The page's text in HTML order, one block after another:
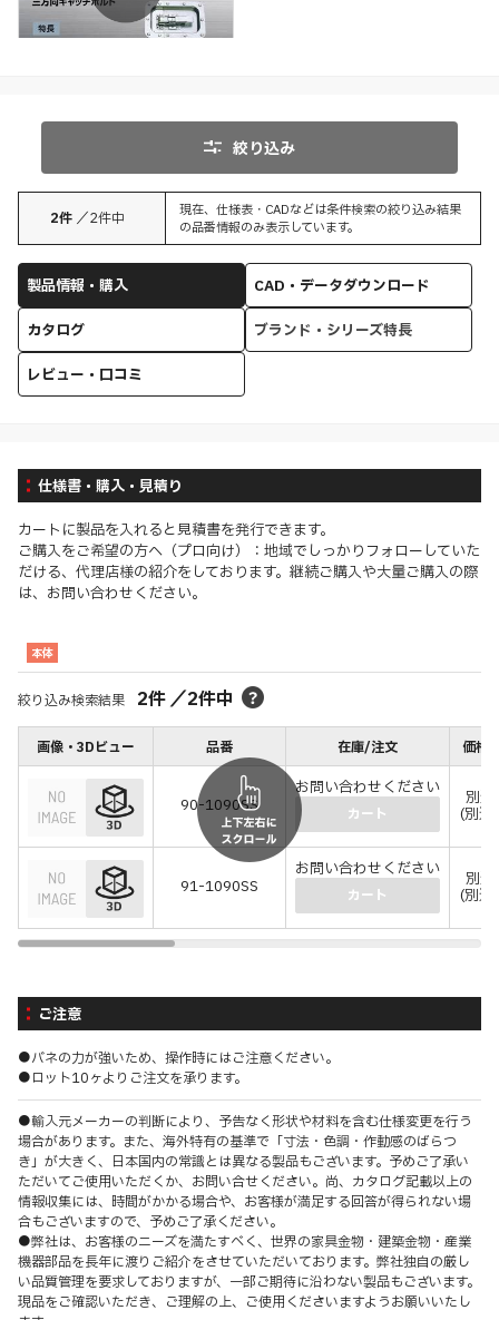
特長
絞り込み
2件 ／2件中
現在、仕様表・CADなどは条件検索の絞り込み結果
の品番情報のみ表示しています。
製品情報・購入
CAD・データダウンロード
カタログ
ブランド・シリーズ特長
レビュー・口コミ
仕様書・購入・見積り
カートに製品を入れると見積書を発行できます。
ご購入をご希望の方へ（プロ向け）：地域でしっかりフォローしていた
だける、代理店様の紹介をしております。継続ご購入や大量ご購入の際
は、お問い合わせください。
本体
絞り込み検索結果 2件／2件中
画像・3Dビュー 品番 在庫/注文 価格(
90-1090SS
お問い合わせください
カート
別途
(別途
91-1090SS
お問い合わせください
カート
別途
(別途
ご注意
●バネの力が強いため、操作時にはご注意ください。
●ロット10ヶよりご注文を承ります。
●輸入元メーカーの判断により、予告なく形状や材料を含む仕様変更を行う
場合があります。また、海外特有の基準で「寸法・色調・作動感のばらつ
き」が大きく、日本国内の常識とは異なる製品もございます。予めご了承い
ただいてご使用いただくか、お問い合せください。尚、カタログ記載以上の
情報収集には、時間がかかる場合や、お客様が満足する回答が得られない場
合もございますので、予めご了承ください。
●弊社は、お客様のニーズを満たすべく、世界の家具金物・建築金物・産業
機器部品を長年に渡りご紹介をさせていただいております。弊社独自の厳し
い品質管理を要求しておりますが、一部ご期待に沿わない製品もございます。
現品をご確認いただき、ご理解の上、ご使用くださいますようお願いいたし